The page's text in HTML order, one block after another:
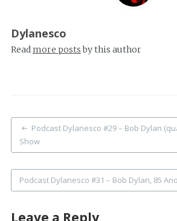
Dylanesco
Readmore postsby this author
Post
navigation
Podcast Dylanesco #29 – Bob Dylan
Show
Podcast Dylanesco #31 – Bob Dylan, 85
Leave a Reply